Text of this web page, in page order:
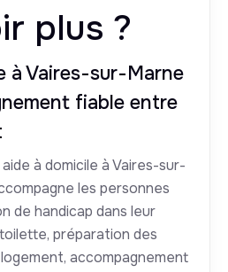
plus ?
à Vaires-sur-Marne
fiable entre
à domicile à Vaires-sur-
les personnes
de handicap dans leur
préparation des
accompagnement